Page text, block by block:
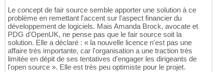
Le concept de fair source semble apporter une solution à ce
problème en remettant l'accent sur l'aspect financier du
développement de logiciels. Mais Amanda Brock, avocate et
PDG d'OpenUK, ne pense pas que le fair source soit la
solution. Elle a déclaré : « la nouvelle licence n'est pas une
affaire très importante, car l'organisation a une traction très
limitée en dépit de ses tentatives d'engager les dirigeants de
l'open source ». Elle est très peu optimiste pour le projet.